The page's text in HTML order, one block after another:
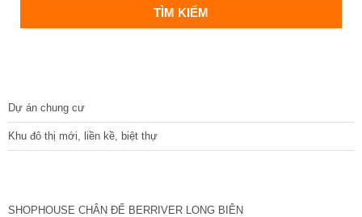
Dự án chung cư
Khu đô thị mới, liền kề, biệt thự
SHOPHOUSE CHÂN ĐẾ BERRIVER LONG BIÊN